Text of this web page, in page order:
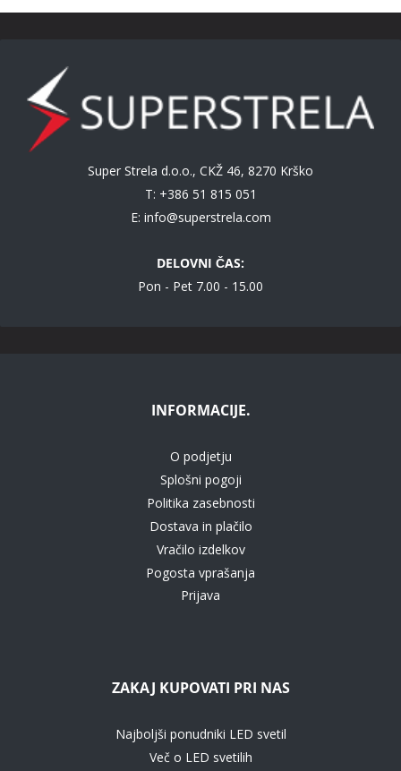
Super Strela d.o.o., CKŽ 46, 8270 Krško
T: +386 51 815 051
E: info@superstrela.com
DELOVNI ČAS:
Pon - Pet 7.00 - 15.00
INFORMACIJE.
O podjetju
Splošni pogoji
Politika zasebnosti
Dostava in plačilo
Vračilo izdelkov
Pogosta vprašanja
Prijava
ZAKAJ KUPOVATI PRI NAS
Najboljši ponudniki LED svetil
Več o LED svetilih